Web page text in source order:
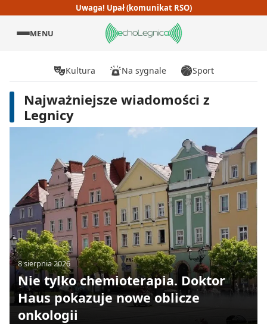
Uwaga! Upał (komunikat RSO)
MENU
Kultura Na sygnale Sport
Najważniejsze wiadomości z
Legnicy
8 sierpnia 2026
Nie tylko chemioterapia. Doktor
Haus pokazuje nowe oblicze
onkologii